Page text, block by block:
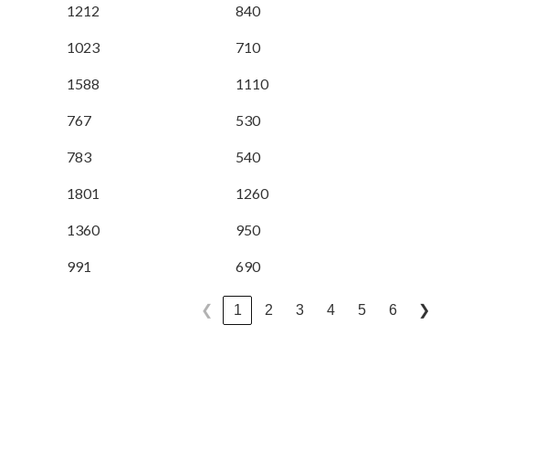
1212 840
1023 710
1588 1110
767 530
783 540
1801 1260
1360 950
991 690
❮ 1 2 3 4 5 6 ❯